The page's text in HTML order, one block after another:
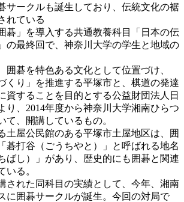
サークルも誕生しており、伝統文化の裾
れている
碁」を導入する共通教養科目「日本の伝
の最終回で、神奈川大学の学生と地域の
碁を特色ある文化として位置づけ、
くり」を推進する平塚市と、棋道の発達
資することを目的とする公益財団法人日
り、2014年度から神奈川大学湘南ひらつ
て、開講しているもの。
屋公民館のある平塚市土屋地区は、囲
碁打谷（ごうちやと）」と呼ばれる地名
ばし）」があり、歴史的にも囲碁と関連
いる。
された同科目の実績として、今年、湘南
に囲碁サークルが誕生。今回の対局で